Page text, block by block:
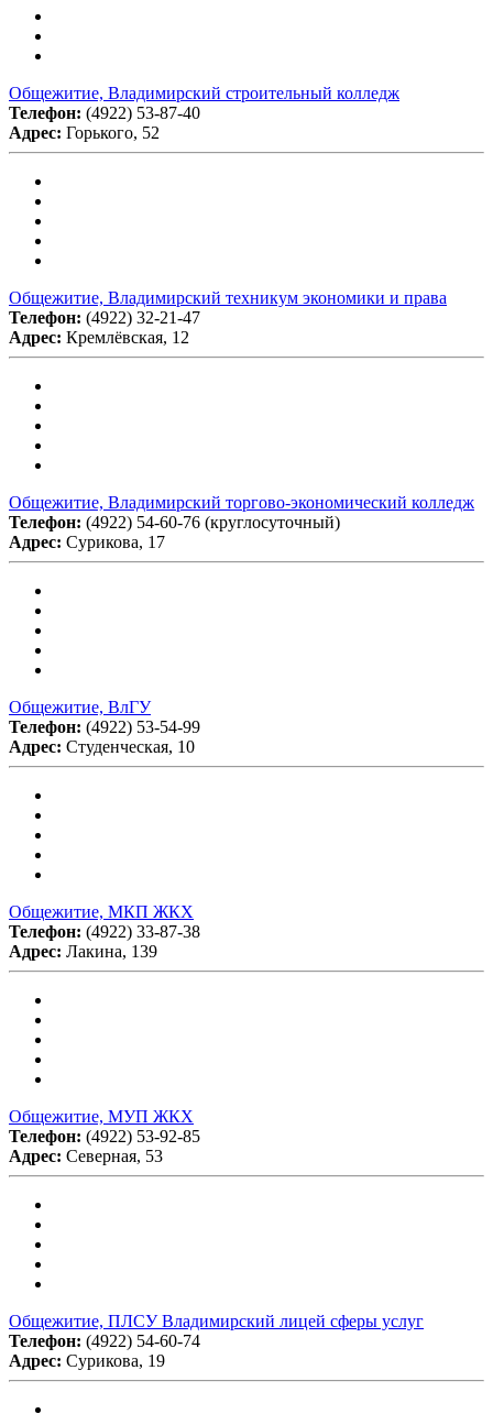
Общежитие, Владимирский строительный колледж
Телефон: (4922) 53-87-40
Адрес: Горького, 52
Общежитие, Владимирский техникум экономики и права
Телефон: (4922) 32-21-47
Адрес: Кремлёвская, 12
Общежитие, Владимирский торгово-экономический колледж
Телефон: (4922) 54-60-76 (круглосуточный)
Адрес: Сурикова, 17
Общежитие, ВлГУ
Телефон: (4922) 53-54-99
Адрес: Студенческая, 10
Общежитие, МКП ЖКХ
Телефон: (4922) 33-87-38
Адрес: Лакина, 139
Общежитие, МУП ЖКХ
Телефон: (4922) 53-92-85
Адрес: Северная, 53
Общежитие, ПЛСУ Владимирский лицей сферы услуг
Телефон: (4922) 54-60-74
Адрес: Сурикова, 19